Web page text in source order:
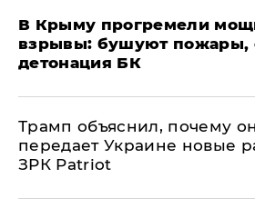
В Крыму прогремели
взрывы: бушуют пожары,
детонация БК
Трамп объяснил, почему
передает Украине новые
ЗРК Patriot